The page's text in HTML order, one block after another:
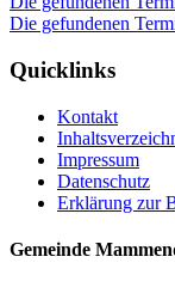
Die gefundenen
Quicklinks
Kontakt
Impressum
Datenschutz
Erklärung zur
Gemeinde